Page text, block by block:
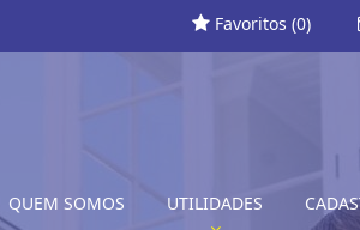
Favoritos (0)
QUEM SOMOS UTILIDADES